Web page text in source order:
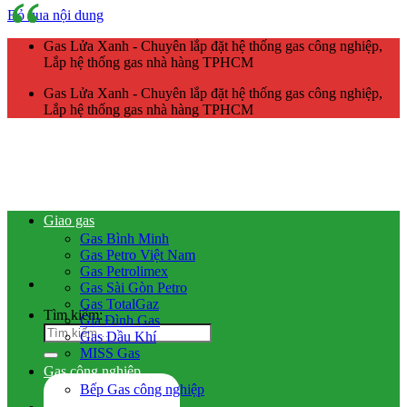
Bỏ qua nội dung
Gas Lửa Xanh - Chuyên lắp đặt hệ thống gas công nghiệp,
Lắp hệ thống gas nhà hàng TPHCM
Gas Lửa Xanh - Chuyên lắp đặt hệ thống gas công nghiệp,
Lắp hệ thống gas nhà hàng TPHCM
Tìm kiếm:
Giao gas
Gas Bình Minh
Gas Petro Việt Nam
Gas Petrolimex
Gas Sài Gòn Petro
Gas TotalGaz
Gia Đình Gas
Gas Dầu Khí
MISS Gas
Gas công nghiệp
Bếp Gas công nghiệp